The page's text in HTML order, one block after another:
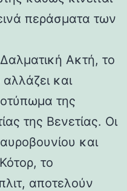
περάσματα των
Ακτή, το
και
της
της Βενετίας. Οι
και
το
αποτελούν